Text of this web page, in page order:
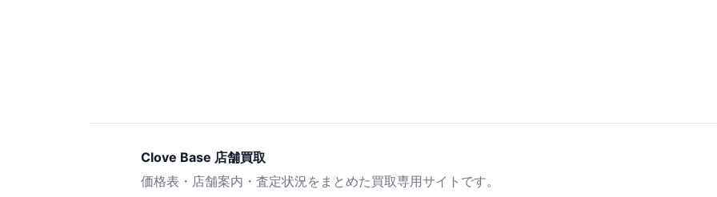
Clove Base 店舗買取
価格表・店舗案内・査定状況をまとめた買取専用サイトです。